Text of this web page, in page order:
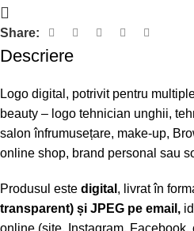
Share:
Descriere
Logo digital, potrivit pentru
beauty – logo tehnician unghii,
salon înfrumusețare, make-up,
online shop, brand personal sau
Produsul este digital , livrat în
transparent) și JPEG pe email,
online (site, Instagram, Facebook,